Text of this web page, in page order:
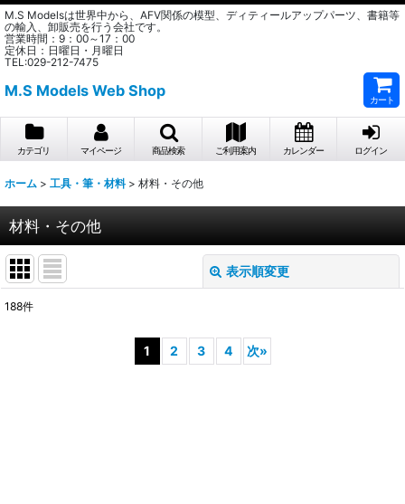
M.S Modelsは世界中から、AFV関係の模型、ディティールアップパーツ、書籍等
の輸入、卸販売を行う会社です。
営業時間：9：00～17：00
定休日：日曜日・月曜日
TEL:029-212-7475
M.S Models Web Shop
カート
カテゴリ マイページ 商品検索 ご利用案内 カレンダー ログイン
ホーム > 工具・筆・材料 > 材料・その他
材料・その他
表示順変更
188件
1 2 3 4 次»